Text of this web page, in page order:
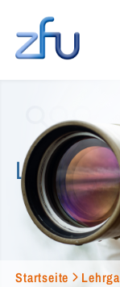
Zentralstelle für
Startseite